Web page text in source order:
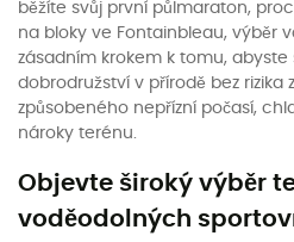
běžíte svůj první půlmaraton,
na bloky ve Fontainbleau, výběr
zásadním krokem k tomu, abyste
dobrodružství v přírodě bez rizika
způsobeného nepřízní počasí,
nároky terénu.
Objevte široký výběr
voděodolných